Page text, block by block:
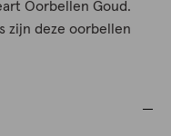
Oorbellen Goud.
zijn deze oorbellen